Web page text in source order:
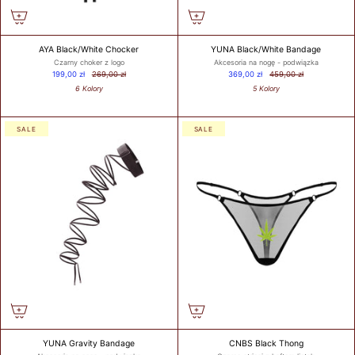
wokół klatki
pod biustem.
Pamiętaj, aby
również
zmierzyć
measurement
to the nearest
whole number.
This will be
your band
measurement.
/ Zaokrąglij
swój pomiar
do najbliższej
będzie Twój
pomiar.
AYA Black/White Chocker
Czarny choker z logo
199,00 zł
269,00 zł
6 Kolory
YUNA Black/White Bandage
Akcesoria na nogę - podwiązka
369,00 zł
459,00 zł
5 Kolory
SALE
YUNA Gravity Bandage
SALE
CNBS Black Thong